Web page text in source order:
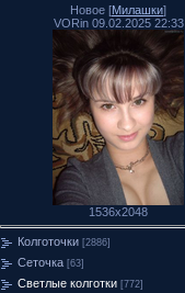
Новое [Милашки]
VORin 09.02.2025 22:33
1536x2048
Колготочки [2886]
Сеточка [63]
Светлые колготки [772]